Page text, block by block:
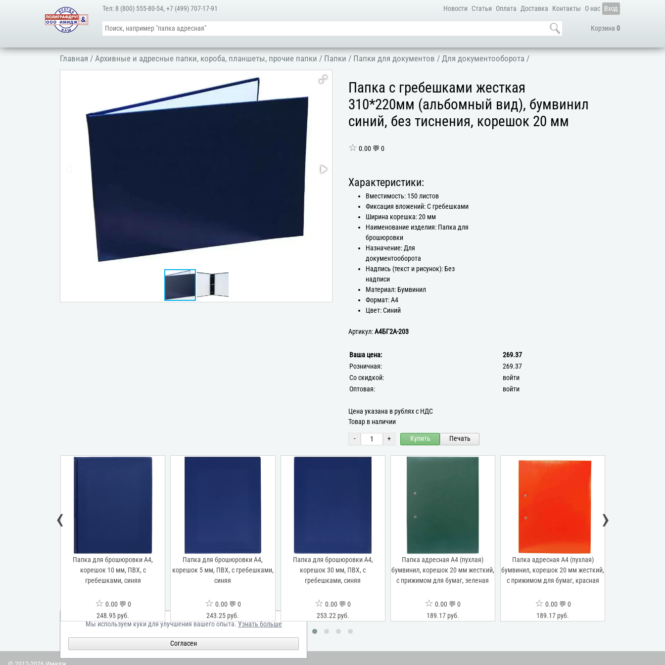
Новости Статьи Оплата Доставка Контакты О нас Вход
Корзина 0
Тел: 8 (800) 555-80-54,+7 (499) 707-17-91
Главная /Архивные и адресные папки, короба, планшеты, прочие папки / Папки / Папки для документов /Для документооборота /
Папка с гребешками жесткая
310*220мм (альбомный вид), бумвинил
синий, без тиснения, корешок 20 мм
☆ 0.00 💬 0
Характеристики:
Вместимость: 150 листов
Фиксация вложений: С гребешками
Ширина корешка: 20 мм
Наименование изделия: Папка для
брошюровки
Назначение: Для
документооборота
Надпись (текст и рисунок): Без
надписи
Материал: Бумвинил
Формат: А4
Цвет: Синий
Артикул:А4БГ2А-203
Ваша цена:
269.37
Розничная:
269.37
Со скидкой:
войти
Оптовая:
войти
Цена указана в рублях с НДС
Товар в наличии
- + Купить Печать
Папка для брошюровки А4,
корешок 10 мм, ПВХ, с
гребешками, синяя
☆ 0.00 💬 0
248.95 руб.
Папка для брошюровки А4,
корешок 5 мм, ПВХ, с гребешками,
синяя
☆ 0.00 💬 0
243.25 руб.
Папка для брошюровки А4,
корешок 30 мм, ПВХ, с
гребешками, синяя
☆ 0.00 💬 0
253.22 руб.
Папка адресная А4 (пухлая)
бумвинил, корешок 20 мм жесткий,
с прижимом для бумаг, зеленая
☆ 0.00 💬 0
189.17 руб.
Папка адресная А4 (пухлая)
бумвинил, корешок 20 мм жесткий,
с прижимом для бумаг, красная
☆ 0.00 💬 0
189.17 руб.
‹ ›
Мы используем куки для улучшения вашего опыта.Узнать больше
Согласен